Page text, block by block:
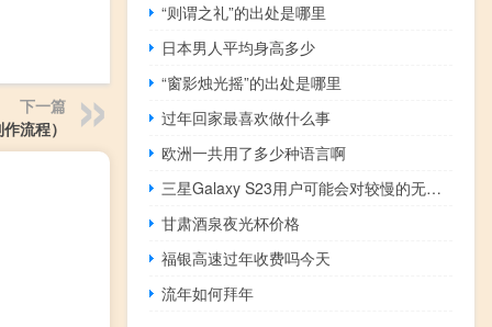
下一篇
流程）
“则谓之礼”的出处是哪里
日本男人平均身高多少
“窗影烛光摇”的出处是哪里
过年回家最喜欢做什么事
欧洲一共用了多少种语言啊
三星Galaxy S23用户可能会对较慢的无线充电速度感到失望
甘肃酒泉夜光杯价格
福银高速过年收费吗今天
流年如何拜年